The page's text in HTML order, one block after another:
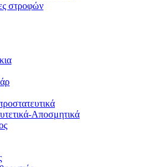
στροφών
Αποσμητικά